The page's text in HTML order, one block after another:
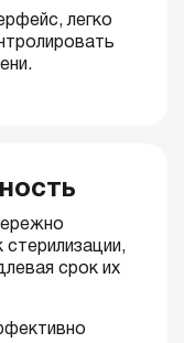
легко
стерилизации,
срок их